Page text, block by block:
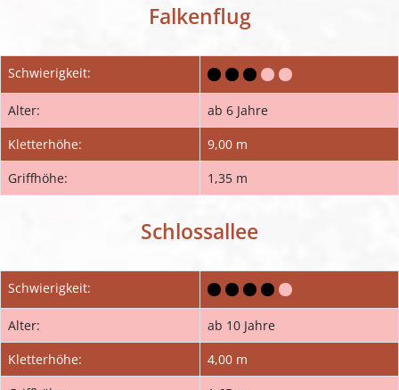
Falkenflug
Schwierigkeit:
Alter:
ab 6 Jahre
Kletterhöhe:
9,00 m
Griffhöhe:
1,35 m
Schlossallee
Schwierigkeit:
Alter:
ab 10 Jahre
Kletterhöhe:
4,00 m